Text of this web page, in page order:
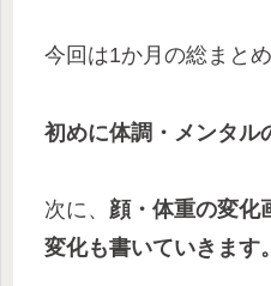
今回は1か月の総まと
初めに体調・メンタル
次に、 顔・体重の変化
変化も書いていきます。